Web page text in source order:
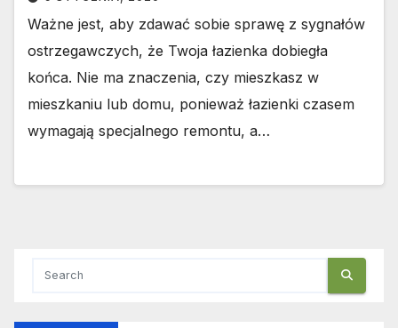
Ważne jest, aby zdawać sobie sprawę z sygnałów
ostrzegawczych, że Twoja łazienka dobiegła
końca. Nie ma znaczenia, czy mieszkasz w
mieszkaniu lub domu, ponieważ łazienki czasem
wymagają specjalnego remontu, a…